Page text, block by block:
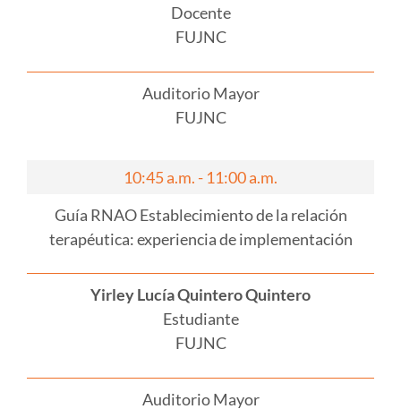
Docente
FUJNC
Auditorio Mayor
FUJNC
10:45 a.m. - 11:00 a.m.
Guía RNAO Establecimiento de la relación
terapéutica: experiencia de implementación
Yirley Lucía Quintero Quintero
Estudiante
FUJNC
Auditorio Mayor